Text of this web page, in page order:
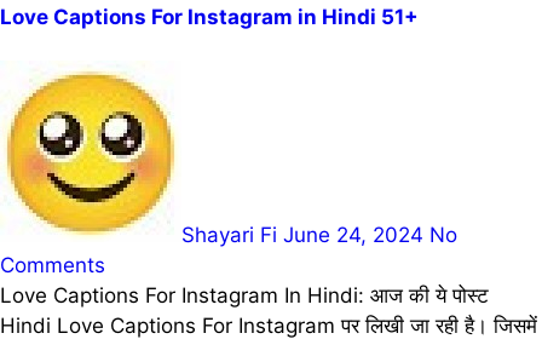
Love Captions For Instagram in Hindi 51+
Shayari Fi June 24, 2024 No
Comments
Love Captions For Instagram In Hindi: आज की ये पोस्ट
Hindi Love Captions For Instagram पर लिखी जा रही है। जिसमें